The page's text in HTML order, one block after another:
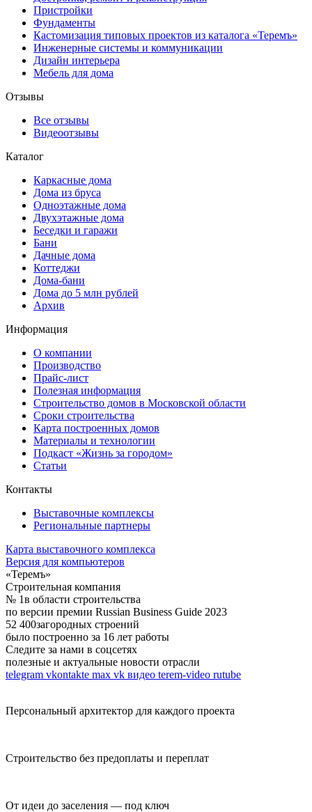
Пристройки
Фундаменты
Кастомизация типовых проектов из каталога «Теремъ»
Инженерные системы и коммуникации
Дизайн интерьера
Мебель для дома
Отзывы
Все отзывы
Видеоотзывы
Каталог
Каркасные дома
Дома из бруса
Одноэтажные дома
Двухэтажные дома
Беседки и гаражи
Бани
Дачные дома
Коттеджи
Дома-бани
Дома до 5 млн рублей
Архив
Информация
О компании
Производство
Прайс-лист
Полезная информация
Строительство домов в Московской области
Сроки строительства
Карта построенных домов
Материалы и технологии
Подкаст «Жизнь за городом»
Статьи
Контакты
Выставочные комплексы
Региональные партнеры
Карта выставочного комплекса
Версия для компьютеров
«Теремъ»
Строительная компания
№ 1в области строительства
по версии премии Russian Business Guide 2023
52 400загородных строений
было построенно за 16 лет работы
Следите за нами в соцсетях
полезные и актуальные новости отрасли
telegram vkontakte max vk видео terem-video rutube
Персональный архитектор для каждого проекта
Строительство без предоплаты и переплат
От идеи до заселения — под ключ